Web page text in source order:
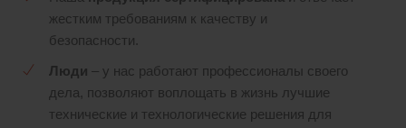
жестким требованиям к качеству и
безопасности.
Люди – у нас работают профессионалы своего
дела, позволяют воплощать в жизнь лучшие
технические и технологические решения для